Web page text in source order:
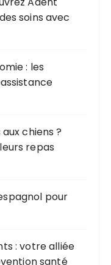
soins avec
: les
chiens ?
repas
pour
: votre alliée
santé